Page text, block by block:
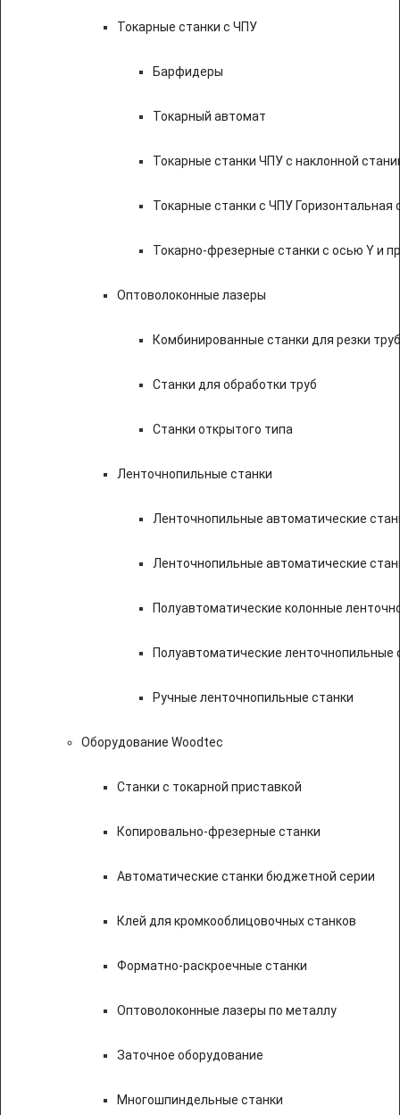
Токарные станки с ЧПУ
Барфидеры
Токарный автомат
Токарные станки ЧПУ c наклонной
Токарные станки с ЧПУ Горизонтальная
Токарно-фрезерные станки с осью Y и
Оптоволоконные лазеры
Комбинированные станки для резки
Станки для обработки труб
Станки открытого типа
Ленточнопильные станки
Ленточнопильные автоматические
Ленточнопильные автоматические
Полуавтоматические колонные
Полуавтоматические ленточнопильные
Ручные ленточнопильные станки
Оборудование Woodtec
Станки с токарной приставкой
Копировально-фрезерные станки
Автоматические станки бюджетной серии
Клей для кромкооблицовочных станков
Форматно-раскроечные станки
Оптоволоконные лазеры по металлу
Заточное оборудование
Многошпиндельные станки